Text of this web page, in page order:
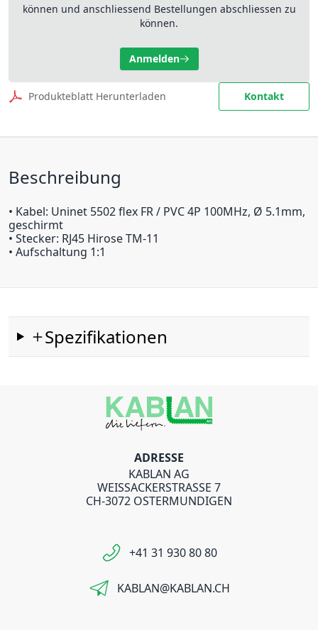
können und anschliessend Bestellungen abschliessen zu
können.
Anmelden
Produkteblatt Herunterladen Kontakt
Beschreibung
• Kabel: Uninet 5502 flex FR / PVC 4P 100MHz, Ø 5.1mm,
geschirmt
• Stecker: RJ45 Hirose TM-11
• Aufschaltung 1:1
Spezifikationen
ADRESSE
KABLAN AG
WEISSACKERSTRASSE 7
CH-3072 OSTERMUNDIGEN
+41 31 930 80 80
KABLAN@KABLAN.CH